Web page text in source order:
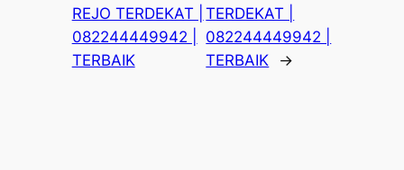
REJO TERDEKAT |
082244449942 |
TERBAIK
TERDEKAT |
082244449942 |
TERBAIK
→